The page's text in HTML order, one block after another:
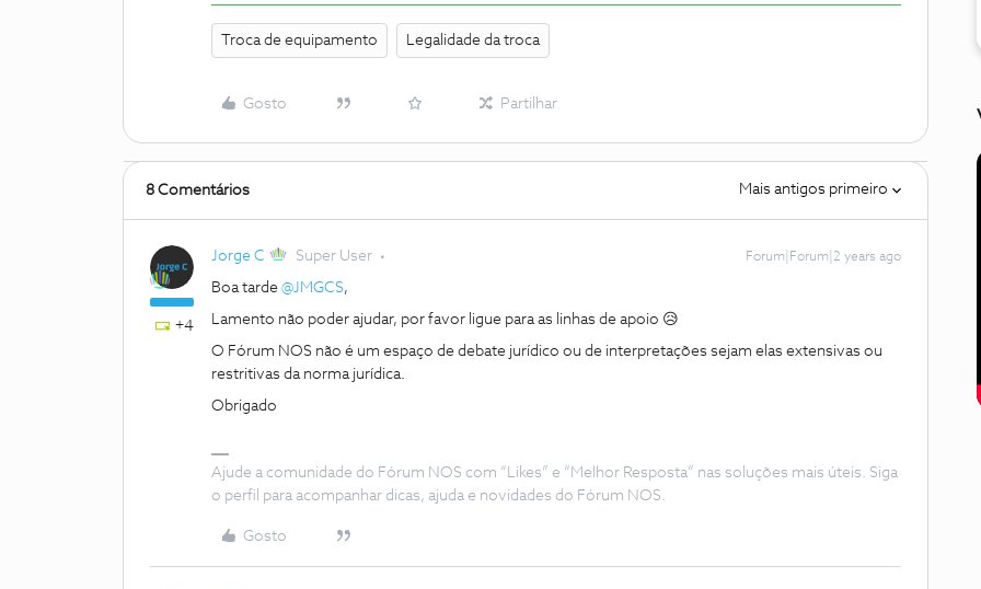
Troca de equipamento Legalidade da troca
Gosto Partilhar
8 Comentários Mais antigos primeiro
+4
Jorge C Super User Forum|Forum|2 years ago
Boa tarde @JMGCS,
Lamento não poder ajudar, por favor ligue para as linhas de apoio 😥
O Fórum NOS não é um espaço de debate jurídico ou de interpretações sejam elas extensivas ou
restritivas da norma jurídica.
Obrigado
Ajude a comunidade do Fórum NOS com “Likes” e “Melhor Resposta” nas soluções mais úteis. Siga
o perfil para acompanhar dicas, ajuda e novidades do Fórum NOS.
Gosto